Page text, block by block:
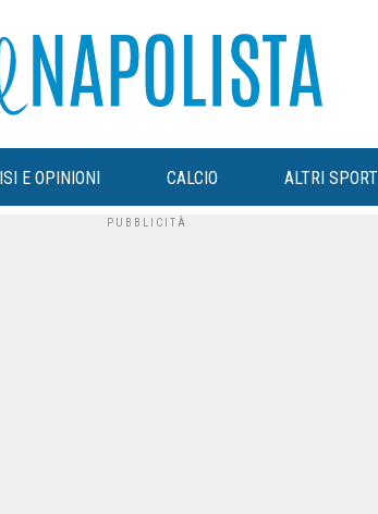
E OPINIONI CALCIO ALTRI SPORT